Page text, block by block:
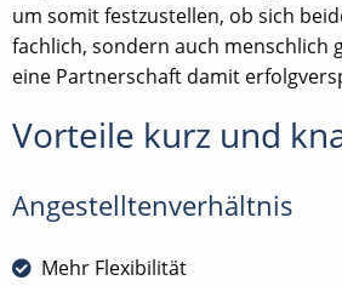
um somit festzustellen, ob sich
fachlich, sondern auch menschlich
eine Partnerschaft damit
Vorteile kurz und
Angestelltenverhältnis
Mehr Flexibilität